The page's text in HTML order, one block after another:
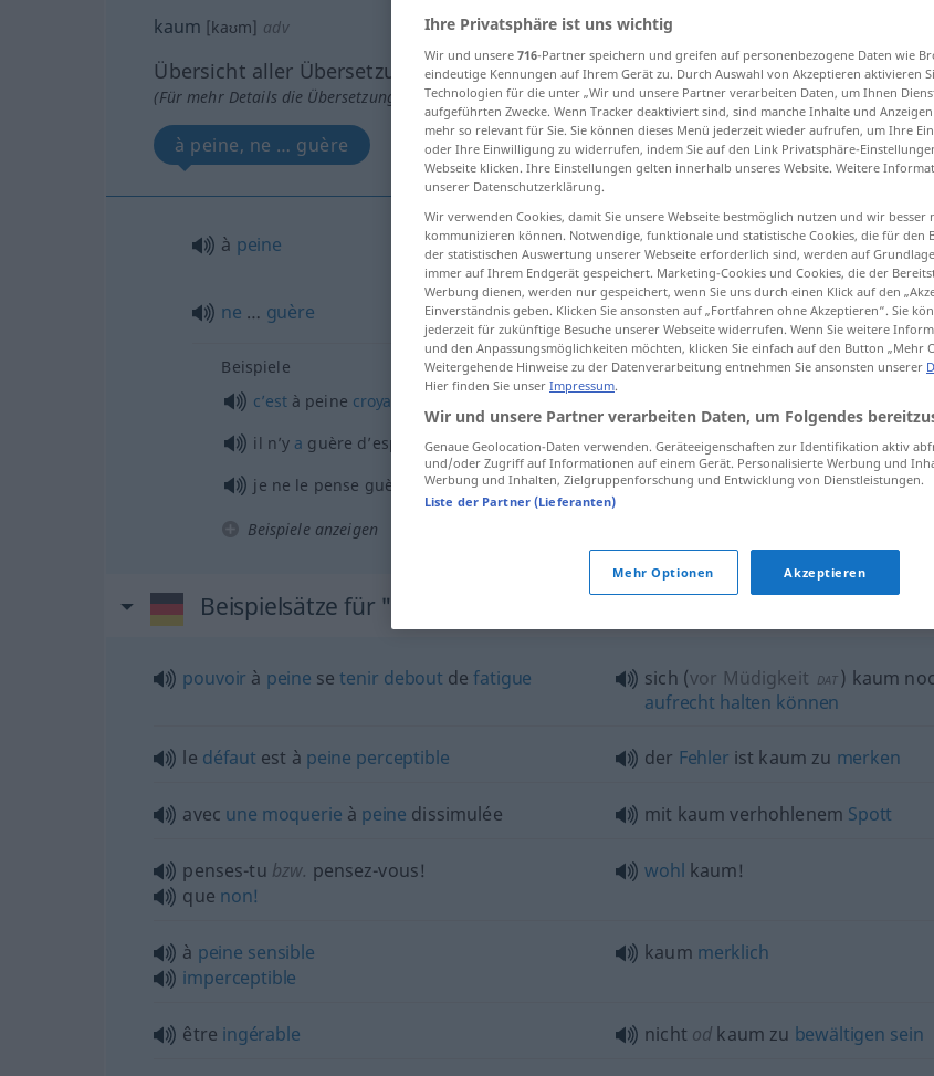
kaum [kaʊm] adv
Übersicht aller Übersetzungen
(Für mehr Details die Übersetzung anklicken/antippen)
à peine, ne … guère
à peine kaum
ne … guère kaum
Beispiele
c’està peine croyable
il n’y a guère d’espoir es besteht kaumHoffnung
je ne le pense guère
wohlkaum, ich glaube kaum
Beispiele anzeigen
Beispielsätze für "kaum"
pouvoir à peine setenir debout defatigue sich (vor Müdigkeit DAT ) kaum
aufrecht halten können
le défaut est à peine perceptible der Fehler ist kaum zu merken
avec une moquerie à peine dissimulée mit kaum verhohlenem Spott
penses-tu bzw. pensez-vous!
que non!
wohl kaum!
à peine sensible
imperceptible
kaum merklich
être ingérable nicht od kaum zu bewältigen sein
Ihre Privatsphäre ist uns wichtig
Wir und unsere 716-Partner speichern und greifen auf personenbezogene Daten wie
eindeutige Kennungen auf Ihrem Gerät zu. Durch Auswahl von Akzeptieren aktivieren
Technologien für die unter „Wir und unsere Partner verarbeiten Daten, um Ihnen
aufgeführten Zwecke. Wenn Tracker deaktiviert sind, sind manche Inhalte und
mehr so relevant für Sie. Sie können dieses Menü jederzeit wieder aufrufen, um Ihre
oder Ihre Einwilligung zu widerrufen, indem Sie auf den Link Privatsphäre-
Webseite klicken. Ihre Einstellungen gelten innerhalb unseres Website. Weitere
unserer Datenschutzerklärung.
Wir verwenden Cookies, damit Sie unsere Webseite bestmöglich nutzen und wir besser
kommunizieren können. Notwendige, funktionale und statistische Cookies, die für den
der statistischen Auswertung unserer Webseite erforderlich sind, werden auf
immer auf Ihrem Endgerät gespeichert. Marketing-Cookies und Cookies, die der
Werbung dienen, werden nur gespeichert, wenn Sie uns durch einen Klick auf den
Einverständnis geben. Klicken Sie ansonsten auf „Fortfahren ohne Akzeptieren“. Sie
jederzeit für zukünftige Besuche unserer Webseite widerrufen. Wenn Sie weitere
und den Anpassungsmöglichkeiten möchten, klicken Sie einfach auf den Button „Mehr
Weitergehende Hinweise zu der Datenverarbeitung entnehmen Sie ansonsten unserer
Hier finden Sie unser Impressum.
Wir und unsere Partner verarbeiten Daten, um Folgendes
Genaue Geolocation-Daten verwenden. Geräteeigenschaften zur Identifikation aktiv
und/oder Zugriff auf Informationen auf einem Gerät. Personalisierte Werbung und
Werbung und Inhalten, Zielgruppenforschung und Entwicklung von Dienstleistungen.
Liste der Partner (Lieferanten)
Mehr Optionen Akzeptieren